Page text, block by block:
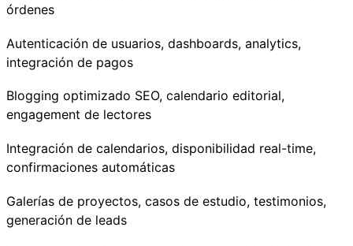
órdenes
Autenticación de usuarios, dashboards, analytics,
integración de pagos
Blogging optimizado SEO, calendario editorial,
engagement de lectores
Integración de calendarios, disponibilidad real-time,
confirmaciones automáticas
Galerías de proyectos, casos de estudio, testimonios,
generación de leads